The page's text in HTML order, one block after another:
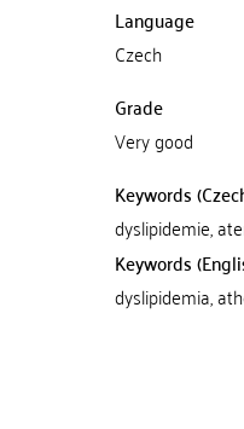
Language
Czech
Grade
Very good
Keywords
dyslipidemie,
Keywords
dyslipidemia,